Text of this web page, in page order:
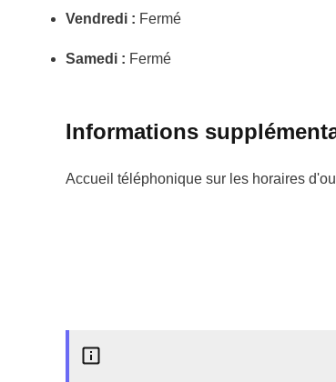
Vendredi : Fermé
Samedi : Fermé
Informations
Accueil téléphonique sur les horaires